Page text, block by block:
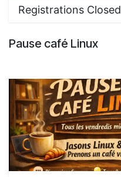
Registrations Closed
Pause café Linux